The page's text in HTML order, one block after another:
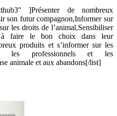
]Présenter de nombreux
son futur compagnon,Informer sur
les droits de l’animal,Sensibiliser
à faire le bon choix dans leur
produits et s’informer sur les
les professionnels et les
animale et aux abandons[/list]